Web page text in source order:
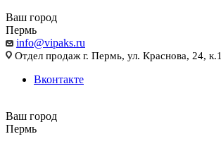
Ваш город
Пермь
info@vipaks.ru
Отдел продаж г. Пермь, ул. Краснова, 24, к.1
Вконтакте
Ваш город
Пермь